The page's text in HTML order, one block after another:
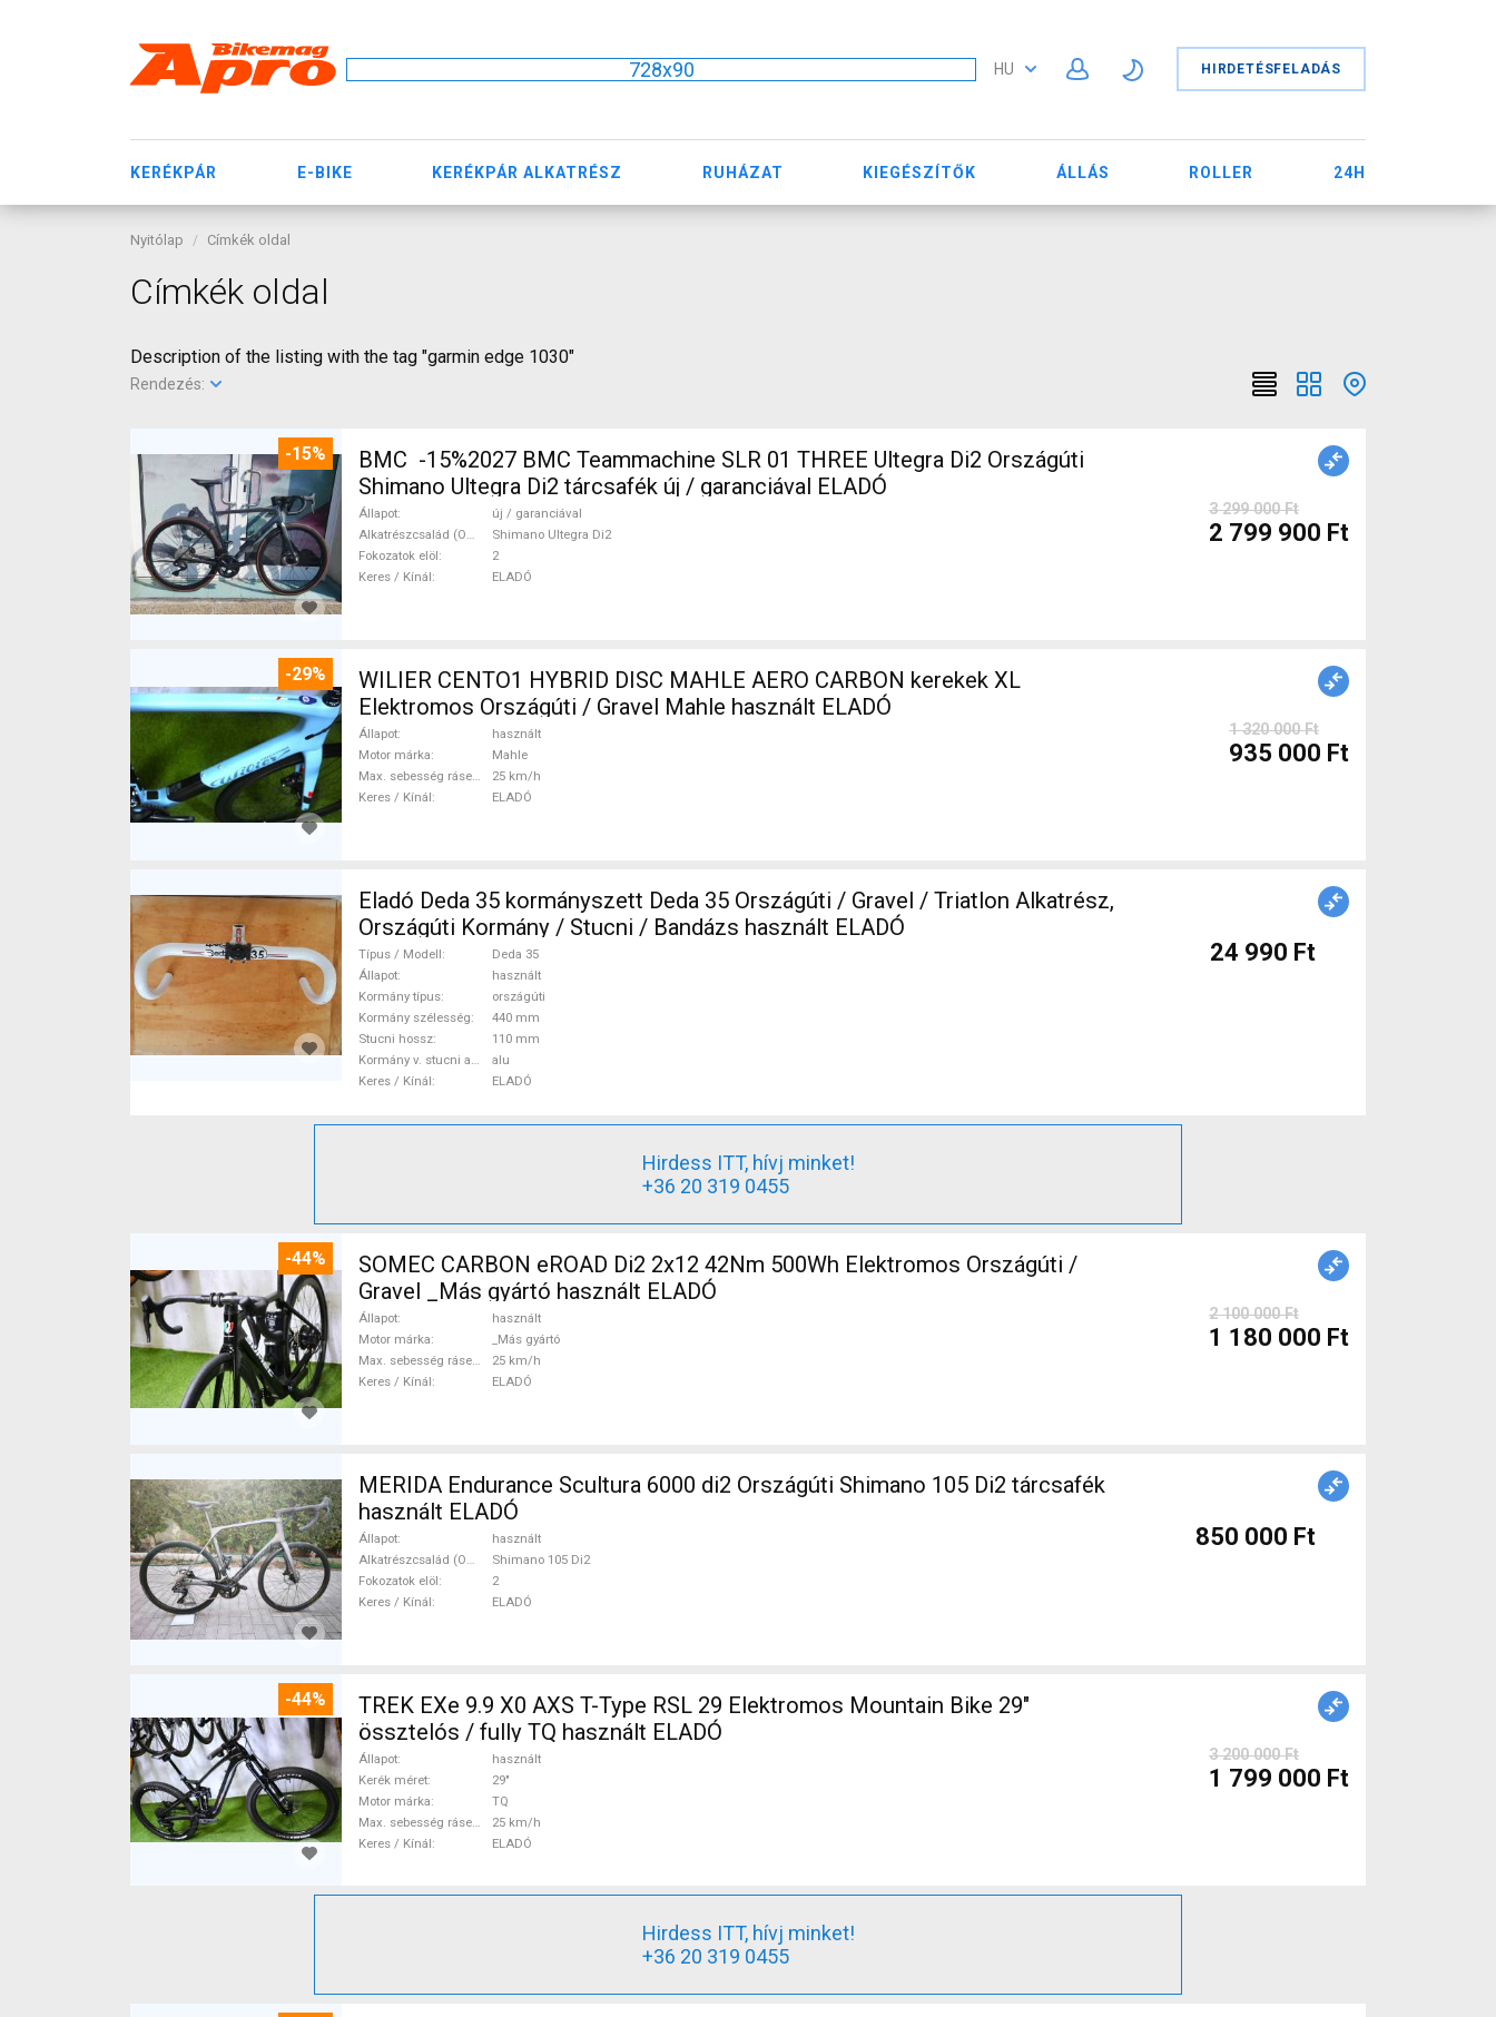
728x90 HU HIRDETÉSFELADÁS
KERÉKPÁR E-BIKE KERÉKPÁR ALKATRÉSZ RUHÁZAT KIEGÉSZÍTŐK ÁLLÁS ROLLER 24H
Nyitólap Címkék oldal
Címkék oldal
Description of the listing with the tag "garmin edge 1030"
Rendezés:
-15%
BMC -15%2027 BMC Teammachine SLR 01 THREE Ultegra Di2 Országúti
Shimano Ultegra Di2 tárcsafék új / garanciával ELADÓ
Állapot
új / garanciával
Alkatrészcsalád (Outi)
Shimano Ultegra Di2
Fokozatok elöl
2
Keres / Kínál
ELADÓ
3 299 000 Ft
2 799 900 Ft
-29%
WILIER CENTO1 HYBRID DISC MAHLE AERO CARBON kerekek XL
Elektromos Országúti / Gravel Mahle használt ELADÓ
Állapot
használt
Motor márka
Mahle
Max. sebesség rásegítéssel
25 km/h
Keres / Kínál
ELADÓ
1 320 000 Ft
935 000 Ft
Eladó Deda 35 kormányszett Deda 35 Országúti / Gravel / Triatlon Alkatrész,
Országúti Kormány / Stucni / Bandázs használt ELADÓ
Típus / Modell
Deda 35
Állapot
használt
Kormány típus
országúti
Kormány szélesség
440 mm
Stucni hossz
110 mm
Kormány v. stucni anyaga
alu
Keres / Kínál
ELADÓ
24 990 Ft
Hirdess ITT, hívj minket!
+36 20 319 0455
-44%
SOMEC CARBON eROAD Di2 2x12 42Nm 500Wh Elektromos Országúti /
Gravel _Más gyártó használt ELADÓ
Állapot
használt
Motor márka
_Más gyártó
Max. sebesség rásegítéssel
25 km/h
Keres / Kínál
ELADÓ
2 100 000 Ft
1 180 000 Ft
MERIDA Endurance Scultura 6000 di2 Országúti Shimano 105 Di2 tárcsafék
használt ELADÓ
Állapot
használt
Alkatrészcsalád (Outi)
Shimano 105 Di2
Fokozatok elöl
2
Keres / Kínál
ELADÓ
850 000 Ft
-44%
TREK EXe 9.9 X0 AXS T-Type RSL 29 Elektromos Mountain Bike 29"
össztelós / fully TQ használt ELADÓ
Állapot
használt
Kerék méret
29"
Motor márka
TQ
Max. sebesség rásegítéssel
25 km/h
Keres / Kínál
ELADÓ
3 200 000 Ft
1 799 000 Ft
Hirdess ITT, hívj minket!
+36 20 319 0455